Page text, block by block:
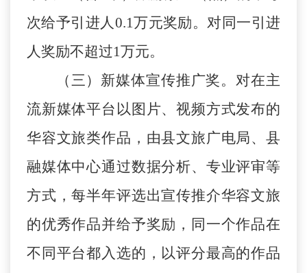
次给予引进人0.1万元奖励。对同一引进
人奖励不超过1万元。
（三）新媒体宣传推广奖。对在主
流新媒体平台以图片、视频方式发布的
华容文旅类作品，由县文旅广电局、 县
融媒体中心通过数据分析、专业评审等
方式，每半年评选出宣传推介华容文旅
的优秀作品并给予奖励，同一个作品在
不同平台都入选的，以评分最高的作品